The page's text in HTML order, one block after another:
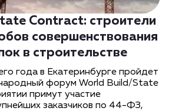
Contract: строители
совершенствования
в строительстве
года в Екатеринбурге пройдет
форум World Build/State
примут участие
заказчиков по 44-ФЗ,